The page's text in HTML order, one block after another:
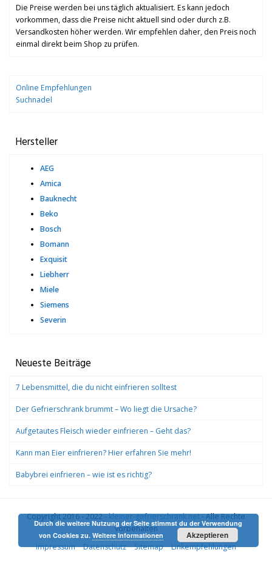
Die Preise werden bei uns täglich aktualisiert. Es kann jedoch
vorkommen, dass die Preise nicht aktuell sind oder durch z.B.
Versandkosten höher werden. Wir empfehlen daher, den Preis noch
einmal direkt beim Shop zu prüfen.
Online Empfehlungen
Suchnadel
Hersteller
AEG
Amica
Bauknecht
Beko
Bosch
Bomann
Exquisit
Liebherr
Miele
Siemens
Severin
Neueste Beiträge
7 Lebensmittel, die du nicht einfrieren solltest
Der Gefrierschrank brummt – Wo liegt die Ursache?
Aufgetautes Fleisch wieder einfrieren – Geht das?
Kann man Eier einfrieren? Hier erfahren Sie mehr!
Babybrei einfrieren – wie ist es richtig?
Copyright 2016 - 2022 -kleiner-gefrierschrank.net- Alle Rechte
vorbehalten
Impressum
Datenschutz Sitemap Linkempfehlungen
Durch die weitere Nutzung der Seite stimmst du der Verwendung
von Cookies zu. Weitere Informationen Akzeptieren